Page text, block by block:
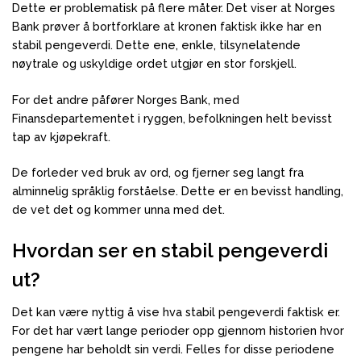
Dette er problematisk på flere måter. Det viser at Norges
Bank prøver å bortforklare at kronen faktisk ikke har en
stabil pengeverdi. Dette ene, enkle, tilsynelatende
nøytrale og uskyldige ordet utgjør en stor forskjell.
For det andre påfører Norges Bank, med
Finansdepartementet i ryggen, befolkningen helt bevisst
tap av kjøpekraft.
De forleder ved bruk av ord, og fjerner seg langt fra
alminnelig språklig forståelse. Dette er en bevisst handling,
de vet det og kommer unna med det.
Hvordan ser en stabil pengeverdi
ut?
Det kan være nyttig å vise hva stabil pengeverdi faktisk er.
For det har vært lange perioder opp gjennom historien hvor
pengene har beholdt sin verdi. Felles for disse periodene